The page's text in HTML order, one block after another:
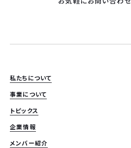
私たちについて
事業について
トピックス
企業情報
メンバー紹介